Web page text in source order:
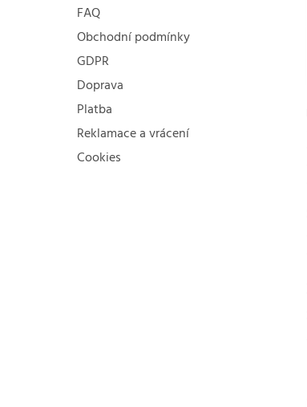
ý
s
FAQ
Obchodní podmínky
GDPR
Doprava
Platba
Reklamace a vrácení
Cookies